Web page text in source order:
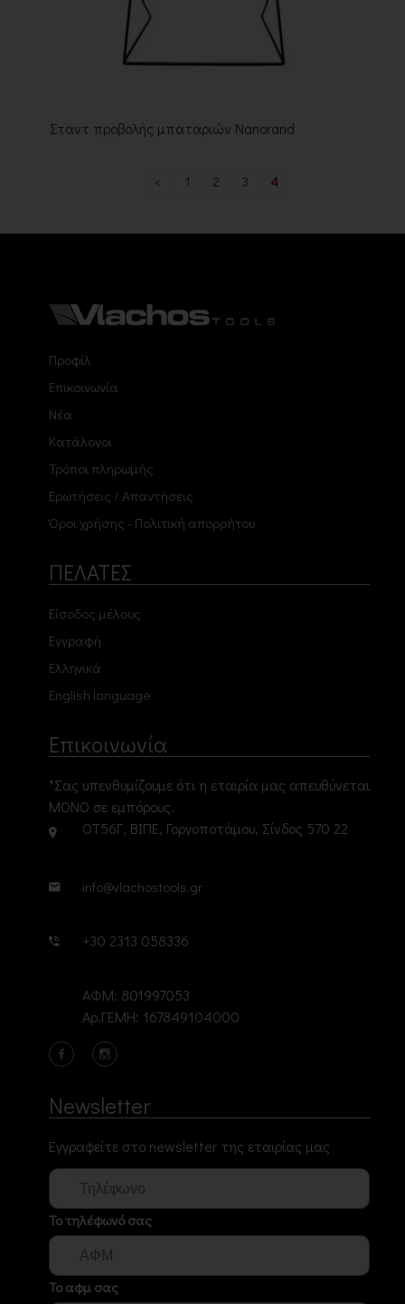
Σταντ προβολής μπαταριών Nanorand
< 1 2 3 4
Προφίλ
Επικοινωνία
Νέα
Κατάλογοι
Τρόποι πληρωμής
Ερωτήσεις / Απαντήσεις
Όροι χρήσης - Πολιτική απορρήτου
ΠΕΛΑΤΕΣ
Είσοδος μέλους
Εγγραφή
Ελληνικά
English language
Επικοινωνία
*Σας υπενθυμίζουμε ότι η εταιρία μας απευθύνεται
ΜΟΝΟ σε εμπόρους.
ΟΤ56Γ, ΒΙΠΕ, Γοργοποτάμου, Σίνδος 570 22
info@vlachostools.gr
+30 2313 058336
ΑΦΜ: 801997053
Αρ.ΓΕΜΗ: 167849104000
Newsletter
Εγγραφείτε στο newsletter της εταιρίας μας
Το τηλέφωνό σας
Το αφμ σας